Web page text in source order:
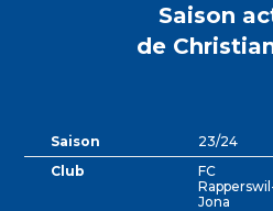
Saison
de
Saison
23/24
Club
FC
Jona